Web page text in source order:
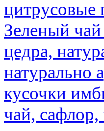
цитрусовые
Зеленый
цедра,
натурально
кусочки
чай,